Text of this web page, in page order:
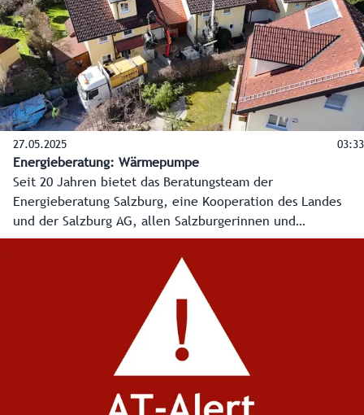
Immobilien.
27.05.2025 03:33
Energieberatung: Wärmepumpe
Seit 20 Jahren bietet das Beratungsteam der
Energieberatung Salzburg, eine Kooperation des Landes
und der Salzburg AG, allen Salzburgerinnen und
Salzburgern kostenlose, produktneutrale und unabhängige
Beratung in allen Energiefragen an. In diesem Video wird
anhand eines Beispiels in Bergheim, bei dem zwei
Nachbarn zusammen in eine Wärmepumpe mit
Tiefenbohrung investieren, gezeigt, wie die
Energieberatung arbeitet.